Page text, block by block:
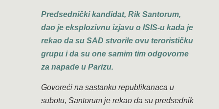
Predsednički kandidat, Rik Santorum,
dao je eksplozivnu izjavu o ISIS-u kada je
rekao da su SAD stvorile ovu terorističku
grupu i da su one samim tim odgovorne
za napade u Parizu.
Govoreći na sastanku republikanaca u
subotu, Santorum je rekao da su predsednik